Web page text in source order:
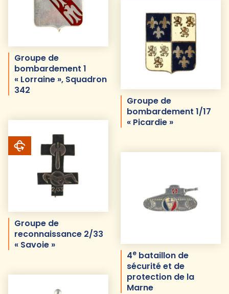
Groupe de
bombardement 1
« Lorraine », Squadron
342
Groupe de
reconnaissance 2/33
« Savoie »
Groupe de
bombardement 1/17
« Picardie »
4e bataillon de
sécurité et de
protection de la
Marne